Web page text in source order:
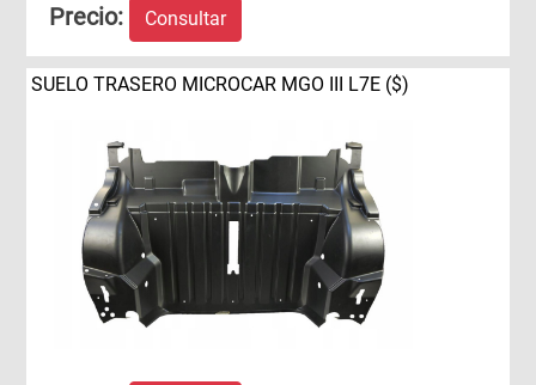
Precio: Consultar
SUELO TRASERO MICROCAR MGO III L7E ($)